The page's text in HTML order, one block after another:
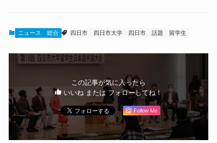
ニュース 総合 四日市 四日市大学 四日市 話題 留学生
この記事が気に入ったら
いいね または フォローしてね！
Follow Me